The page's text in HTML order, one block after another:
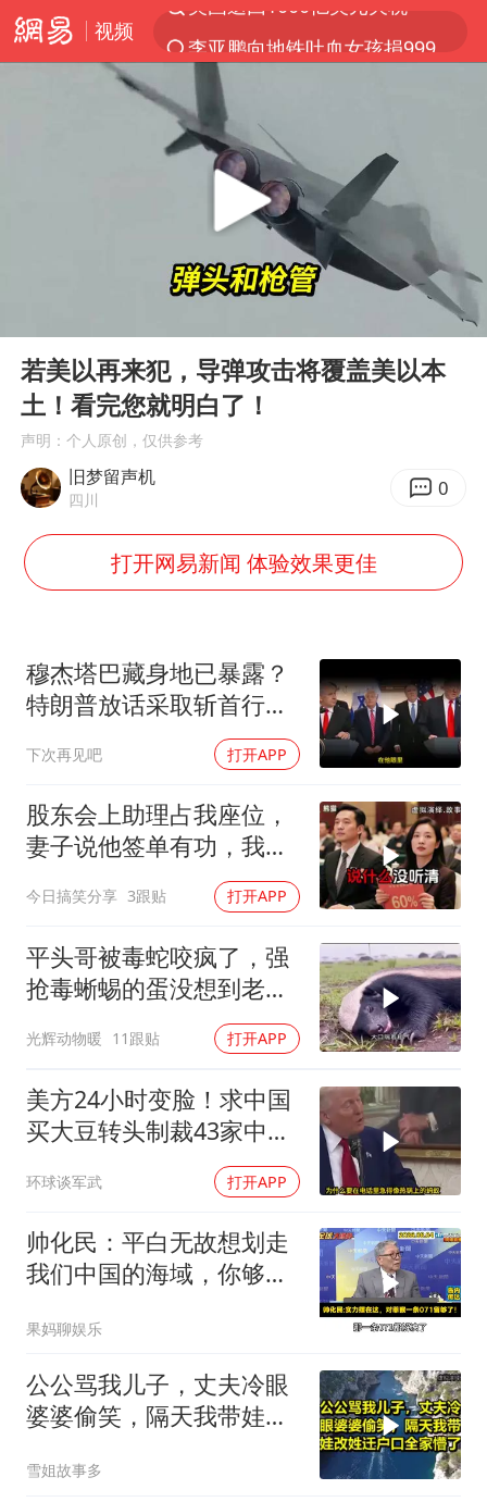
视频
服务提质，内需扩容有保障
官方通报传销头目出狱办书院
普京宣布多项人事调整
台风白海豚可能在浙江登陆
美股收盘：道指再创历史新高
人贩子“梅姨”真实姓名曝光
被一条街帮助的“煎饼叔叔”去世
“老头乐”悬挂“蒙H好几个8”上路
被错换37年女子起诉医院：本不需辍学
河南：领导干部要带头休假
中方公布5项对美反制措施
13岁少年白天写作业晚上夜市炒粉
四预警齐发！双台风影响多个海域
华为新款折叠屏电脑24999元起
Play
若美以再来犯，导弹攻击将覆盖美以本
土！看完您就明白了！
声明：个人原创，仅供参考
旧梦留声机
四川 0
打开网易新闻 体验效果更佳
穆杰塔巴藏身地已暴露？
特朗普放话采取斩首行
动，美军机又被击落
下次再见吧 打开APP
股东会上助理占我座位，
妻子说他签单有功，我抛
售60%股份：董事长也让
给他当
今日搞笑分享 3跟贴 打开APP
平头哥被毒蛇咬疯了，强
抢毒蜥蜴的蛋没想到老婆
光辉动物暖 11跟贴 打开APP
美方24小时变脸！求中国
买大豆转头制裁43家中
环球谈军武 打开APP
帅化民：平白无故想划走
我们中国的海域，你够格
果妈聊娱乐
公公骂我儿子，丈夫冷眼
婆婆偷笑，隔天我带娃改
雪姐故事多